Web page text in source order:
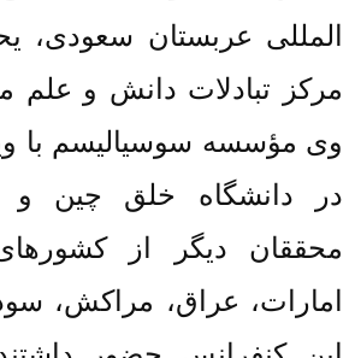
المللی عربستان سعودی،
مرکز
تبادلات دانش و علم
وی مؤسسه سوسیالیسم با
در
دانشگاه خلق چین
و
محققان دیگر از
امارات، عراق، مراکش،